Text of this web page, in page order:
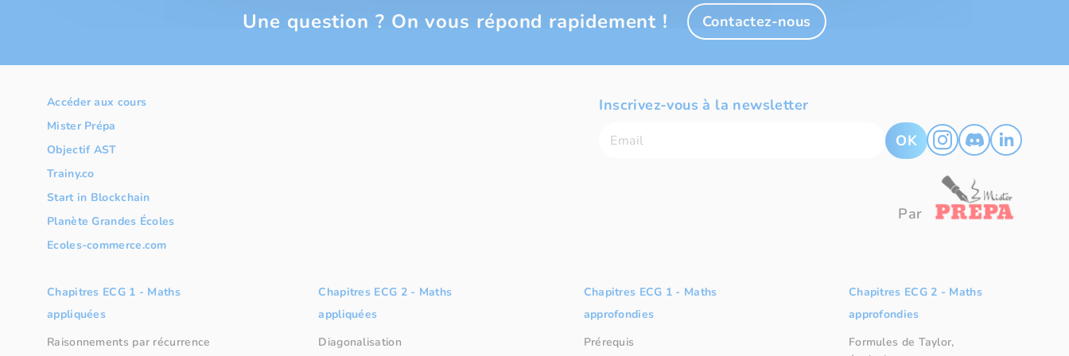
Une question ? On vous répond rapidement ! Contactez-nous
Accéder aux cours
Mister Prépa
Objectif AST
Trainy.co
Start in Blockchain
Planète Grandes Écoles
Ecoles-commerce.com
Chapitres ECG 1 - Maths
appliquées
Raisonnements par récurrence
Chapitres ECG 2 - Maths
appliquées
Diagonalisation
Chapitres ECG 1 - Maths
approfondies
Prérequis
Chapitres ECG 2 - Maths
approfondies
Formules de Taylor,
Inscrivez-vous à la newsletter
OK
Par